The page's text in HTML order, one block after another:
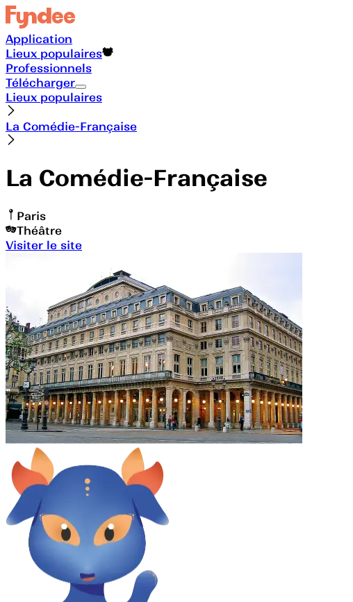
Application
Lieux populaires
Professionnels
Télécharger
Lieux populaires
La Comédie-Française
La Comédie-Française
Paris
Théâtre
Visiter le site